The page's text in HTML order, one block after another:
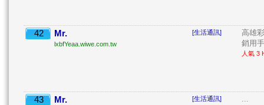
42 Mr.
lxbfYeaa.wiwe.com.tw
[生活通訊]
高雄
銷用
人氣 3
43 Mr. [生活通訊] ...